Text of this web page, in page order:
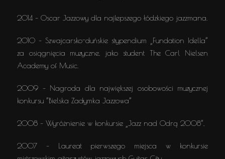
2014 – Oscar Jazzowy dla najlepszego łódzkiego jazzmana.
2010 – Szwajcarsko-duńskie stypendium „Fundation Idella”
za osiągnięcia muzyczne, jako student The Carl Nielsen
Academy of Music.
2009 – Nagroda dla największej osobowości muzycznej
konkursu ”Bielska Zadymka Jazzowa”
2008 – Wyróżnienie w konkursie „Jazz nad Odrą 2008”,
2007 – Laureat pierwszego miejsca w konkursie